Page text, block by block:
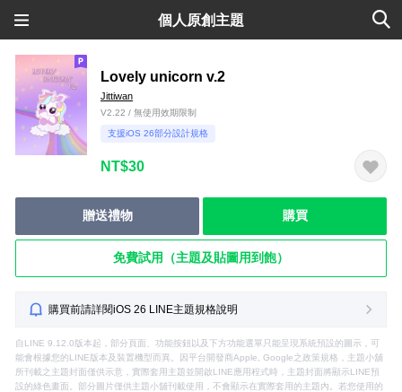
個人原創主題
Lovely unicorn v.2
Jittiwan
V2.22 / 無使用效期限制
支援iOS 26部分設計規格
NT$30
贈送禮物 購買
免費試用（主題及貼圖用到飽）
購買前請詳閱iOS 26 LINE主題規格說明
自LINE 9.12.0版本起，部分頁面、功能按鈕以及下方功能選單只能呈現系統預設的圖示，可
能會根據您的LINE版本及裝置機型而異。因平台開發商Apple, Google之政策規格，主題小舖
所刊載之主題封面僅供示意，實際套用主題並開啟LINE應用程式時，主題封面將顯示LINE預
設的綠色畫面。部分圖片僅供主題小舖刊載使用，不會顯示在實際套用的主題內。若您使用的